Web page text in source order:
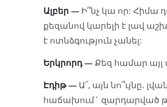
Ալբեր — Ի՞նչ կա որ: Հիմա
քեզանով կարելի է լավ
է ոտնձգություն չանել:
Երկրորդ—Քեզ համար
Էդիթ— Ա՜, այն նո՞ւյնը.
հաճախում` զարդարված